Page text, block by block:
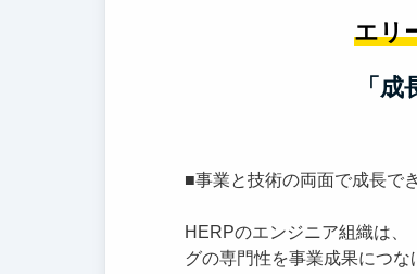
エリ
「
■事業と技術の両面で成長で
HERPのエンジニア組織は、
グの専門性を事業成果につな